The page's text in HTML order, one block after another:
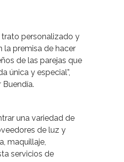
trato personalizado y
la premisa de hacer
de las parejas que
única y especial”,
una variedad de
de luz y
maquillaje,
servicios de